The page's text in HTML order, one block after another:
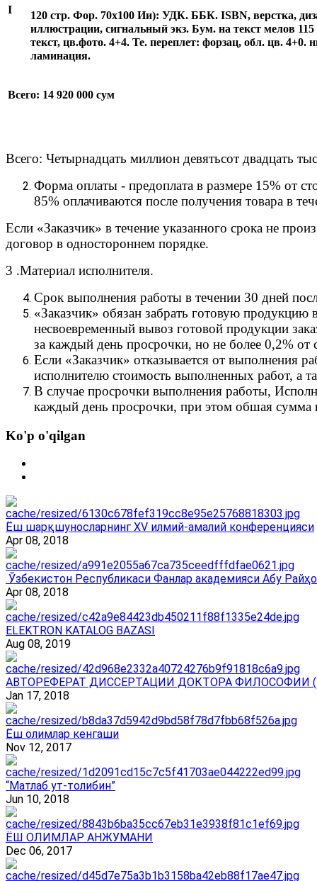
I
120 стр. Фор. 70x100 Ии): УДК. ББК. ISBN, верстка,
иллюстрации, сигнальный экз. Бум. на текст мелов 115
текст, цв.фото. 4+4. Te. переплет: форзац, обл. цв. 4+0.
ламинация.
Всего: 14 920 000 сум
Всего: Четырнадцать миллион девятьсот двадцать
Форма оплаты - предоплата в размере 15% от
85% оплачиваются после получения товара в
Если «Заказчик» в течение указанного срока не
договор в одностороннем порядке.
3 .Материал исполнителя.
Срок выполнения работы в течении 30 дней
«Заказчик» обязан забрать готовую продукцию
несвоевременный вывоз готовой продукции
за каждый день просрочки, но не более 0,2% от
Если «Заказчик» отказывается от выполнения
исполнителю стоимость выполненных работ, а
В случае просрочки выполнения работы,
каждый день просрочки, при этом обшая сумма
Ko'p o'qilgan
Ёш шарқшуносларнинг ХV илмий-амалий конференцияси
Apr 08, 2018
Ўзбекистон Республикаси Фанлар академияси Абу
Apr 08, 2018
ELEKTRON KATALOG BAZASI
Aug 08, 2019
АВТОРЕФЕРАТ ДИССЕРТАЦИИ ДОКТОРА ФИЛОСОФИИ
Jan 17, 2018
Ёш олимлар кенгаши
Nov 12, 2017
“Матлаб ут-толибин”
Jun 10, 2018
ЁШ ОЛИМЛАР АНЖУМАНИ
Dec 06, 2017